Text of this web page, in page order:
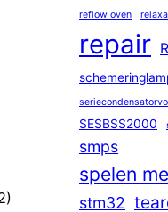
reflow oven
repair
SESBSS2000
smps
spelen
stm32